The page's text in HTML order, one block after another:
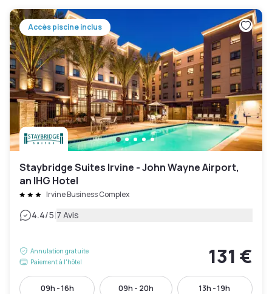
Accès piscine inclus
Staybridge Suites Irvine - John Wayne Airport,
an IHG Hotel
Irvine Business Complex
4.4/5|7 Avis
Annulation gratuite
Paiement à l'hôtel
131 €
09h - 16h 09h - 20h 13h - 19h